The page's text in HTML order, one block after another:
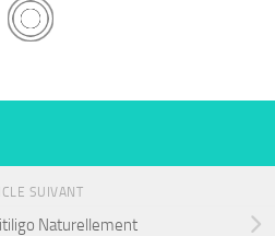
SUIVANT
Naturellement